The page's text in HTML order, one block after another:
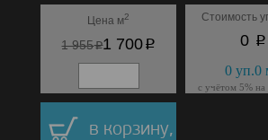
Цена м2
1 955p1 700p
Стоимость
0 p
0 уп.0
с учётом 5% на
в корзину,